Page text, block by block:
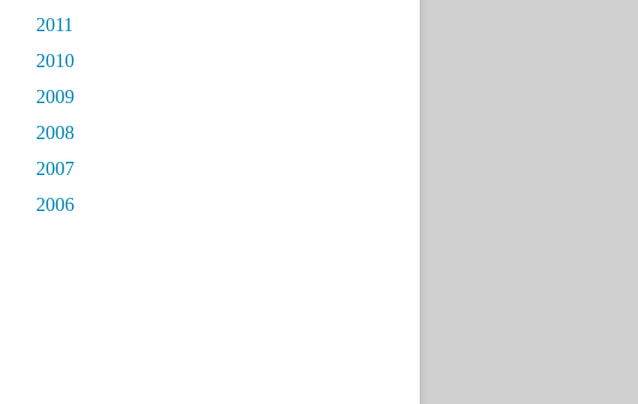
2011
2010
2009
2008
2007
2006